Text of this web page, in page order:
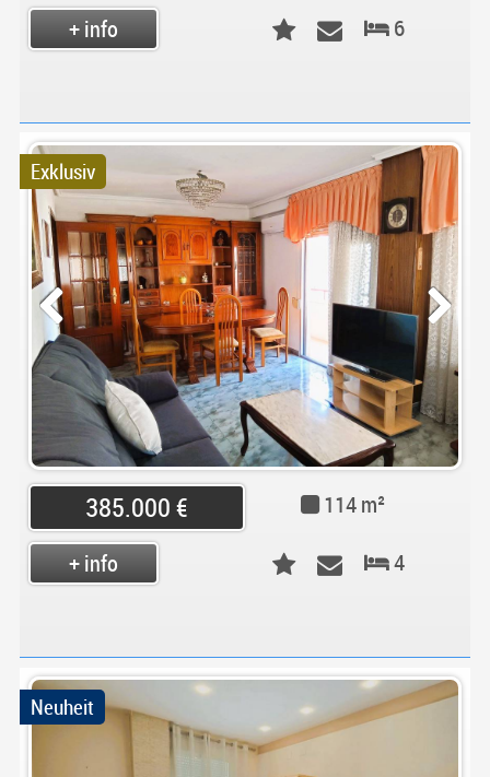
6
+ info
Exklusiv
385.000 €
114 m²
4
+ info
Neuheit